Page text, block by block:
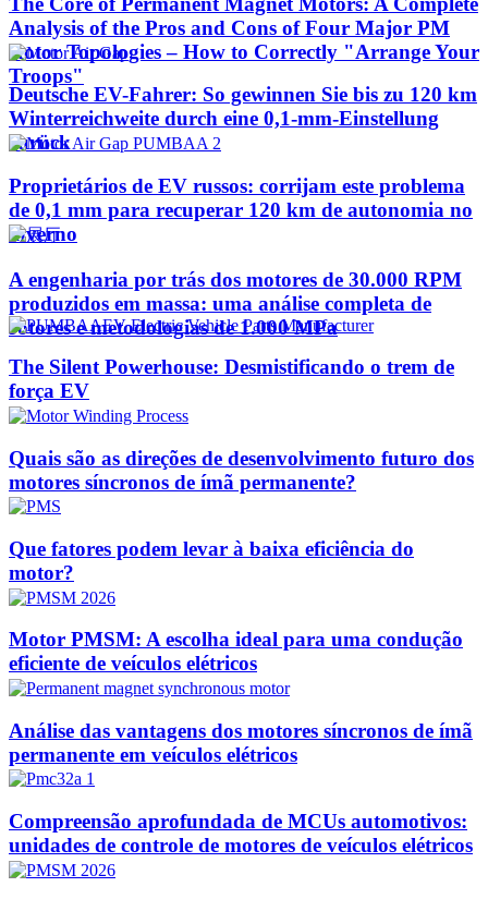
Analysis of the Pros and Cons of Four Major PM
Rotor Topologies – How to Correctly "Arrange Your
Troops"
Deutsche EV-Fahrer: So gewinnen Sie bis zu 120 km
Winterreichweite durch eine 0,1-mm-Einstellung
zurück
Proprietários de EV russos: corrijam este problema
de 0,1 mm para recuperar 120 km de autonomia no
inverno
A engenharia por trás dos motores de 30.000 RPM
produzidos em massa: uma análise completa de
rotores e metodologias de 1.000 MPa
The Silent Powerhouse: Desmistificando o trem de
força EV
Quais são as direções de desenvolvimento futuro dos
motores síncronos de ímã permanente?
Que fatores podem levar à baixa eficiência do
motor?
Motor PMSM: A escolha ideal para uma condução
eficiente de veículos elétricos
Análise das vantagens dos motores síncronos de ímã
permanente em veículos elétricos
Compreensão aprofundada de MCUs automotivos:
unidades de controle de motores de veículos elétricos